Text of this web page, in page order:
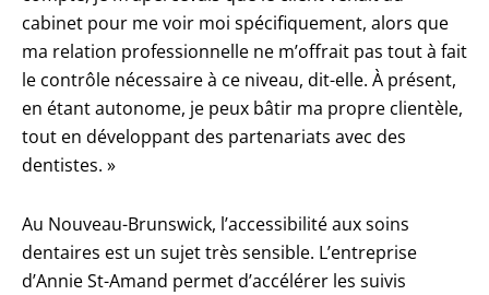
cabinet pour me voir moi spécifiquement, alors que
ma relation professionnelle ne m’offrait pas tout à fait
le contrôle nécessaire à ce niveau, dit-elle. À présent,
en étant autonome, je peux bâtir ma propre clientèle,
tout en développant des partenariats avec des
dentistes. »
Au Nouveau-Brunswick, l’accessibilité aux soins
dentaires est un sujet très sensible. L’entreprise
d’Annie St-Amand permet d’accélérer les suivis